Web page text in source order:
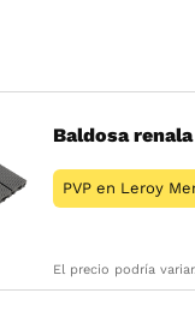
Baldosa
PVP en Leroy
El precio podría